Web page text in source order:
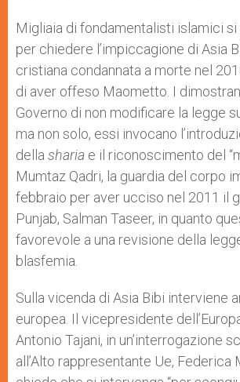
Migliaia di fondamentalisti islamici si
per chiedere l’impiccagione di Asia
cristiana condannata a morte nel
di aver offeso Maometto. I
Governo di non modificare la legge
ma non solo, essi invocano
della sharia e il riconoscimento del
Mumtaz Qadri, la guardia del corpo
febbraio per aver ucciso nel 2011 il
Punjab, Salman Taseer, in quanto
favorevole a una revisione della
blasfemia.
Sulla vicenda di Asia Bibi interviene
europea. Il vicepresidente
Antonio Tajani, in un’interrogazione
all’Alto rappresentante Ue, Federica